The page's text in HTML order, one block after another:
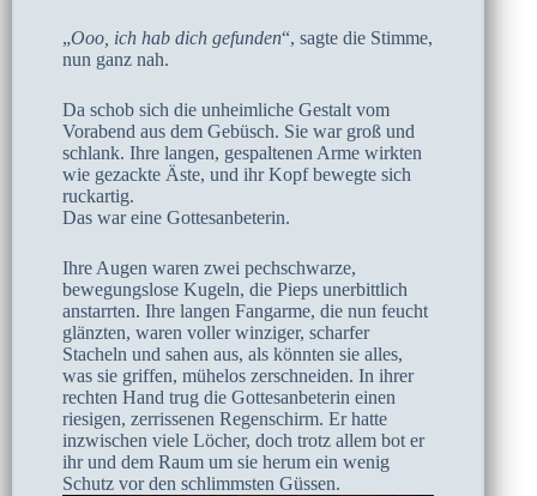
„Ooo, ich hab dich gefunden“, sagte die Stimme,
nun ganz nah.
Da schob sich die unheimliche Gestalt vom
Vorabend aus dem Gebüsch. Sie war groß und
schlank. Ihre langen, gespaltenen Arme wirkten
wie gezackte Äste, und ihr Kopf bewegte sich
ruckartig.
Das war eine Gottesanbeterin.
Ihre Augen waren zwei pechschwarze,
bewegungslose Kugeln, die Pieps unerbittlich
anstarrten. Ihre langen Fangarme, die nun feucht
glänzten, waren voller winziger, scharfer
Stacheln und sahen aus, als könnten sie alles,
was sie griffen, mühelos zerschneiden. In ihrer
rechten Hand trug die Gottesanbeterin einen
riesigen, zerrissenen Regenschirm. Er hatte
inzwischen viele Löcher, doch trotz allem bot er
ihr und dem Raum um sie herum ein wenig
Schutz vor den schlimmsten Güssen.